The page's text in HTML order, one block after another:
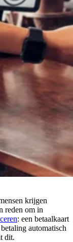
krijgen
reden om in
: een betaalkaart
automatisch
dit.